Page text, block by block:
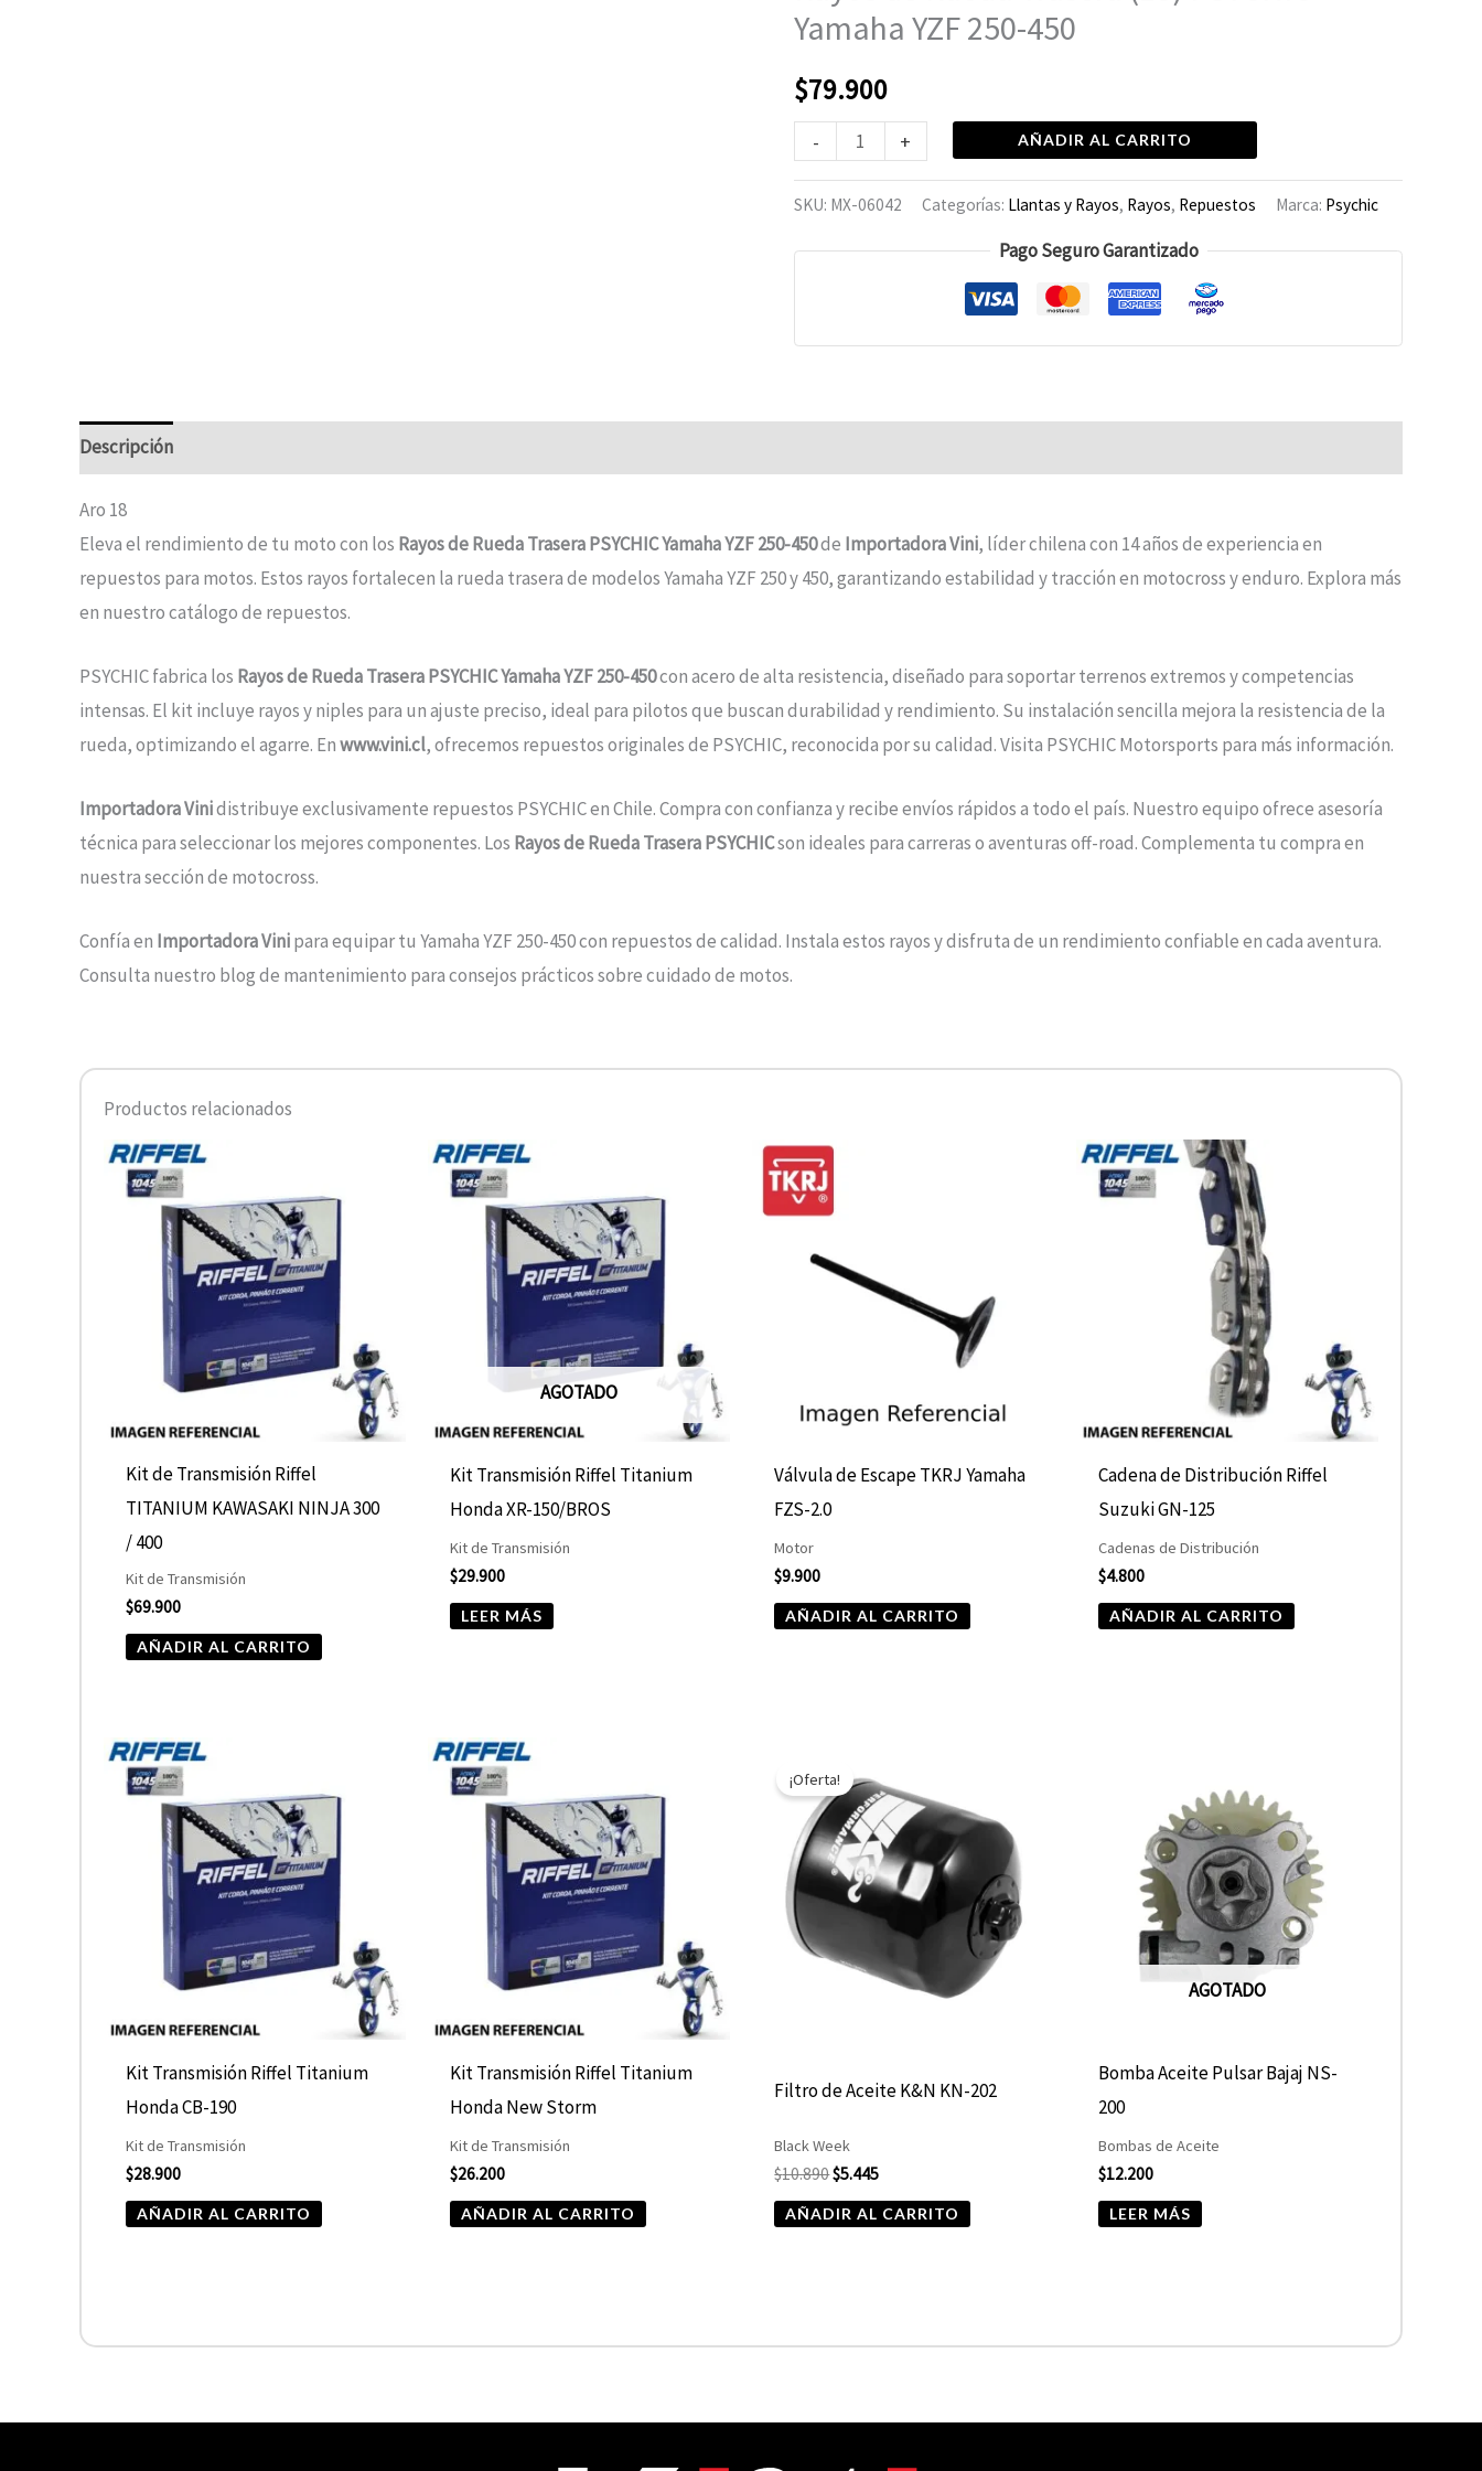
Yamaha YZF 250-450
$79.900
-
PSYCHIC
YZF
250-
cantidad
+ AÑADIR AL CARRITO
SKU: MX-06042 Categorías: Llantas y Rayos, Rayos, Repuestos Marca: Psychic
Pago Seguro Garantizado
Descripción
Aro 18
Eleva el rendimiento de tu moto con los Rayos de Rueda Trasera PSYCHIC Yamaha YZF 250-450de Importadora Vini, líder chilena con 14 años de experiencia en
repuestos para motos. Estos rayos fortalecen la rueda trasera de modelos Yamaha YZF 250 y 450, garantizando estabilidad y tracción en motocross y enduro. Explora más
en nuestro catálogo de repuestos.
PSYCHIC fabrica los Rayos de Rueda Trasera PSYCHIC Yamaha YZF 250-450con acero de alta resistencia, diseñado para soportar terrenos extremos y competencias
intensas. El kit incluye rayos y niples para un ajuste preciso, ideal para pilotos que buscan durabilidad y rendimiento. Su instalación sencilla mejora la resistencia de la
rueda, optimizando el agarre. Enwww.vini.cl, ofrecemos repuestos originales de PSYCHIC, reconocida por su calidad. Visita PSYCHIC Motorsports para más información.
Importadora Vinidistribuye exclusivamente repuestos PSYCHIC en Chile. Compra con confianza y recibe envíos rápidos a todo el país. Nuestro equipo ofrece asesoría
técnica para seleccionar los mejores componentes. Los Rayos de Rueda Trasera PSYCHICson ideales para carreras o aventuras off-road. Complementa tu compra en
nuestra sección de motocross.
Confía en Importadora Vinipara equipar tu Yamaha YZF 250-450 con repuestos de calidad. Instala estos rayos y disfruta de un rendimiento confiable en cada aventura.
Consulta nuestro blog de mantenimiento para consejos prácticos sobre cuidado de motos.
Productos relacionados
Kit de Transmisión Riffel
TITANIUM KAWASAKI NINJA 300
/ 400
Kit de Transmisión
$69.900
AÑADIR AL CARRITO
AGOTADO
Kit Transmisión Riffel Titanium
Honda XR-150/BROS
Kit de Transmisión
$29.900
LEER MÁS
Válvula de Escape TKRJ Yamaha
FZS-2.0
Motor
$9.900
AÑADIR AL CARRITO
Cadena de Distribución Riffel
Suzuki GN-125
Cadenas de Distribución
$4.800
AÑADIR AL CARRITO
Kit Transmisión Riffel Titanium
Honda CB-190
Kit de Transmisión
$28.900
AÑADIR AL CARRITO
Kit Transmisión Riffel Titanium
Honda New Storm
Kit de Transmisión
$26.200
AÑADIR AL CARRITO
¡Oferta!
Filtro de Aceite K&N KN-202
Black Week
$10.890
original
era:
$10.890.
$5.445
actual
es:
$5.445.
AÑADIR AL CARRITO
AGOTADO
Bomba Aceite Pulsar Bajaj NS-
200
Bombas de Aceite
$12.200
LEER MÁS